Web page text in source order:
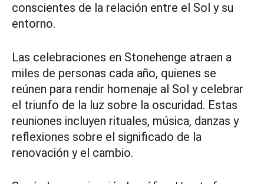
conscientes de la relación entre el Sol y su
entorno.
Las celebraciones en Stonehenge atraen a
miles de personas cada año, quienes se
reúnen para rendir homenaje al Sol y celebrar
el triunfo de la luz sobre la oscuridad. Estas
reuniones incluyen rituales, música, danzas y
reflexiones sobre el significado de la
renovación y el cambio.